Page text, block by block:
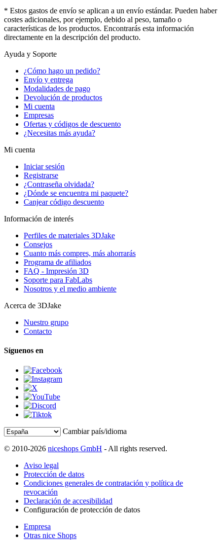
* Estos gastos de envío se aplican a un envío estándar. Pueden haber
costes adicionales, por ejemplo, debido al peso, tamaño o
características de los productos. Encontrarás esta información
directamente en la descripción del producto.
Ayuda y Soporte
¿Cómo hago un pedido?
Envío y entrega
Modalidades de pago
Devolución de productos
Mi cuenta
Empresas
Ofertas y códigos de descuento
¿Necesitas más ayuda?
Mi cuenta
Iniciar sesión
Registrarse
¿Contraseña olvidada?
¿Dónde se encuentra mi paquete?
Canjear código descuento
Información de interés
Perfiles de materiales 3DJake
Consejos
Cuanto más compres, más ahorrarás
Programa de afiliados
FAQ - Impresión 3D
Soporte para FabLabs
Nosotros y el medio ambiente
Acerca de 3DJake
Nuestro grupo
Contacto
Síguenos en
Cambiar país/idioma
© 2010-2026 niceshops GmbH - All rights reserved.
Aviso legal
Protección de datos
Condiciones generales de contratación y política de
revocación
Declaración de accesibilidad
Configuración de protección de datos
Empresa
Otras nice Shops